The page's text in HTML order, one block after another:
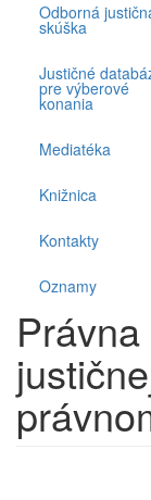
Odborná
skúška
Justičné
pre výberové
konania
Mediatéka
Knižnica
Kontakty
Oznamy